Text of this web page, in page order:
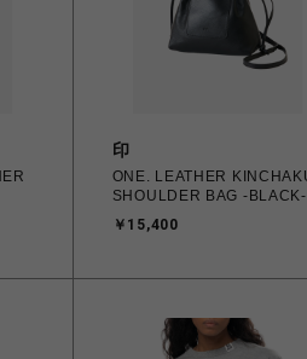
印
ONE. LEATHER KINCHAKU
SHOULDER BAG -BLACK-
￥15,400